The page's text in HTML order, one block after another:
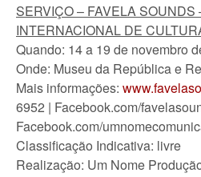
SERVIÇO – FAVELA SOUNDS
INTERNACIONAL DE
Quando: 14 a 19 de novembro
Onde: Museu da República e
Mais informações:
6952 | Facebook.com/
Facebook.com/
Classificação Indicativa: livre
Realização: Um Nome